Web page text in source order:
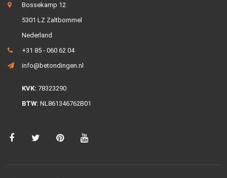
Bossekamp 12
5301 LZ Zaltbommel
Nederland
+31 85 - 060 62 04
info@betondingen.nl
KVK: 78323290
BTW: NL861346762B01